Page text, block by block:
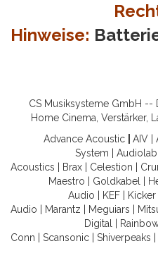
Hinweise:
CS Musiksysteme GmbH --
Home Cinema, Verstärker,
Advance Acoustic
AIV|
System
Audiolab
Acoustics
Brax Celestion
Maestro
Goldkabel
Audio
KEF| Kicker|
Audio
Marantz Meguiars
Digital
Conn
Scansonic Shiverpeaks